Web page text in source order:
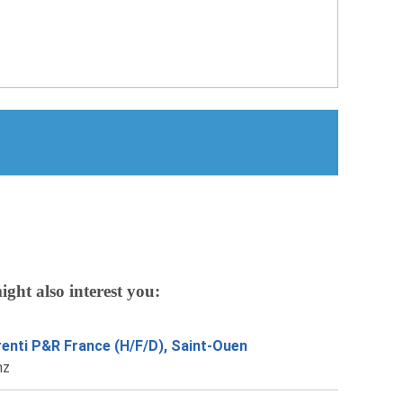
also interest you:
P&R France (H/F/D), Saint-Ouen